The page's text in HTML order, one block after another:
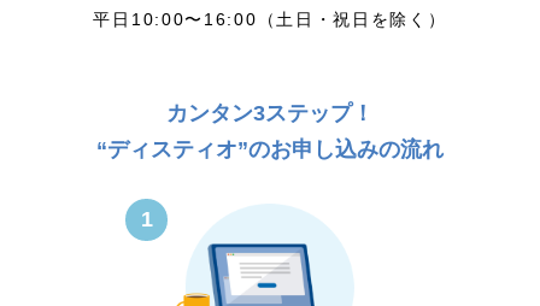
平日10:00〜16:00（土日・祝日を除く）
カンタン3ステップ！
“ディスティオ”のお申し込みの流れ
1